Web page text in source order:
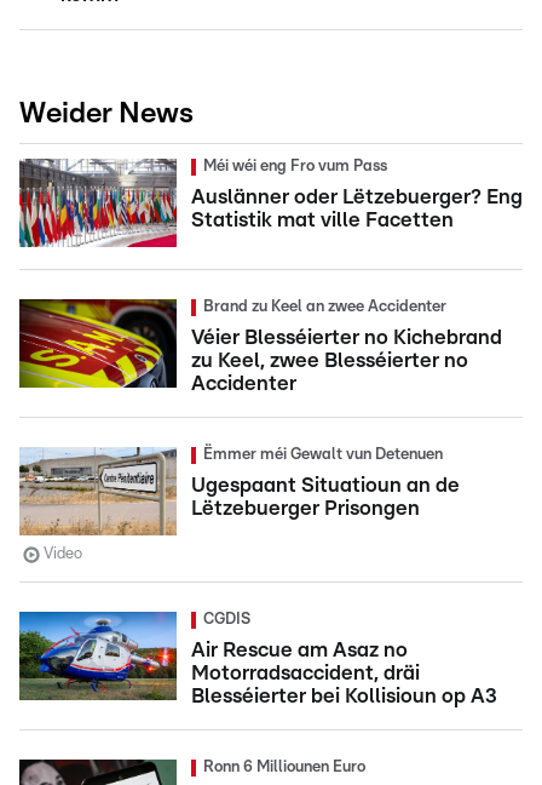
Weider News
Méi wéi eng Fro vum Pass
Auslänner oder Lëtzebuerger? Eng
Statistik mat ville Facetten
Brand zu Keel an zwee Accidenter
Véier Blesséierter no Kichebrand
zu Keel, zwee Blesséierter no
Accidenter
Ëmmer méi Gewalt vun Detenuen
Ugespaant Situatioun an de
Lëtzebuerger Prisongen
Video
CGDIS
Air Rescue am Asaz no
Motorradsaccident, dräi
Blesséierter bei Kollisioun op A3
Ronn 6 Milliounen Euro